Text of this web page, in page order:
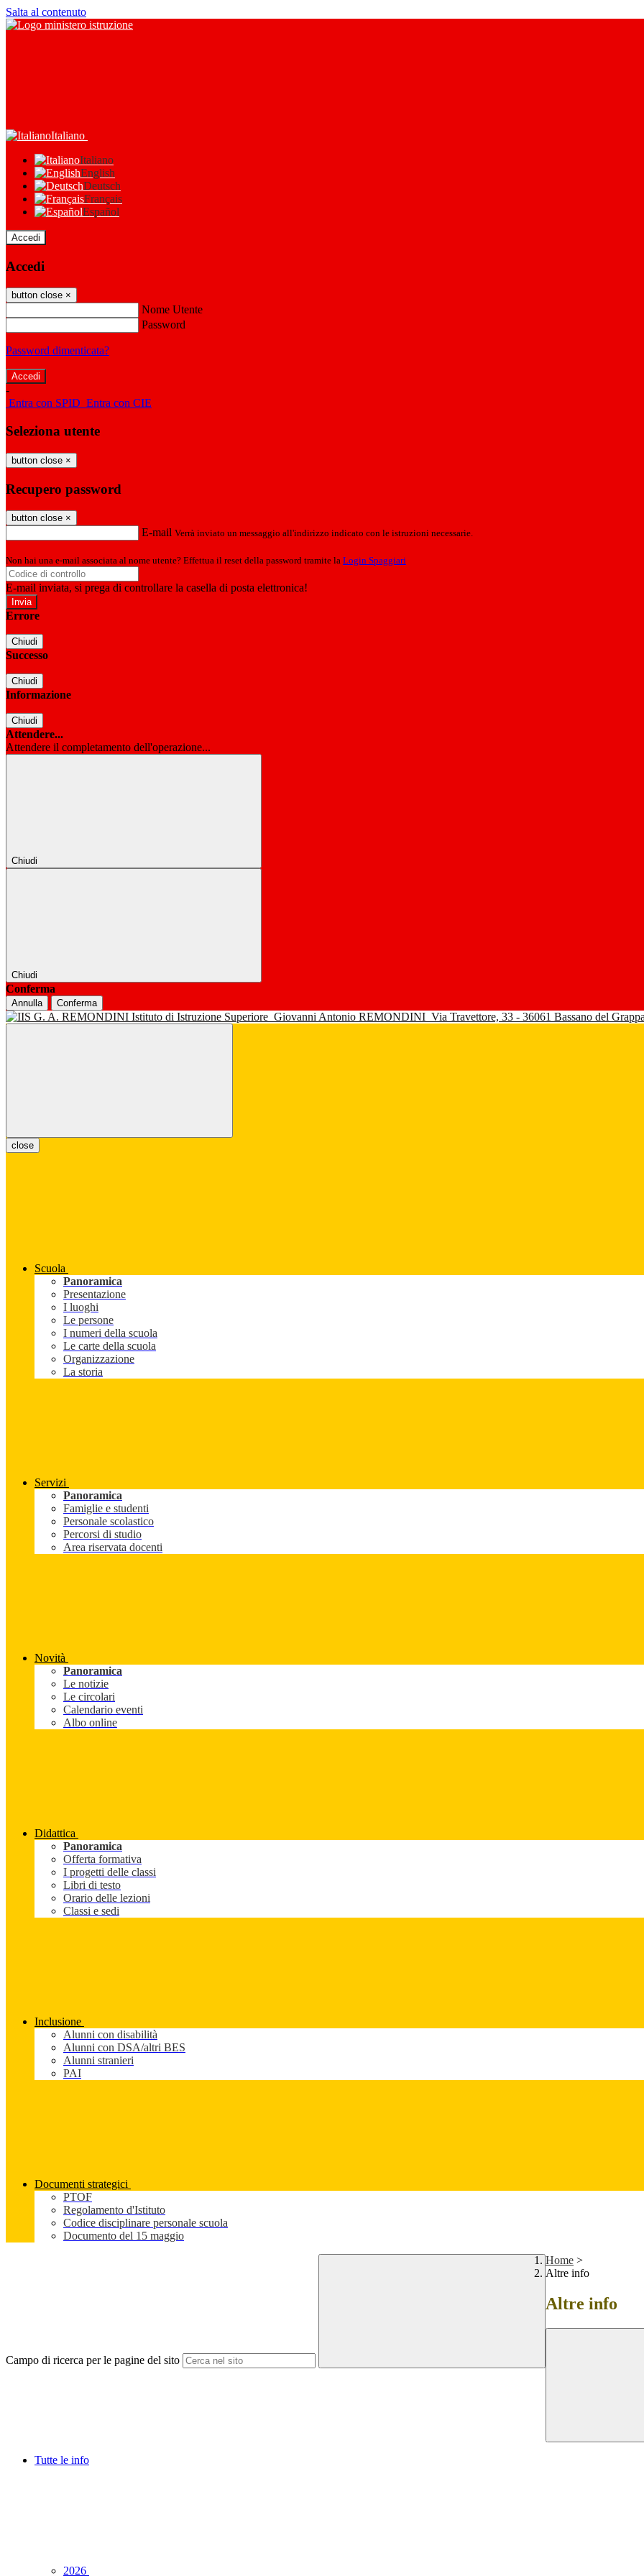
Salta al contenuto
Italiano
Italiano
English
Deutsch
Français
Español
Accedi
Accedi
button close ×
Nome Utente
Password
Password dimenticata?
-
Entra con SPID Entra con CIE
Seleziona utente
button close ×
Recupero password
button close ×
E-mail Verrà inviato un messaggio all'indirizzo indicato con le istruzioni necessarie.
Non hai una e-mail associata al nome utente? Effettua il reset della password tramite la Login Spaggiari
E-mail inviata, si prega di controllare la casella di posta elettronica!
Errore
Chiudi
Successo
Chiudi
Informazione
Chiudi
Attendere...
Attendere il completamento dell'operazione...
Chiudi
Chiudi
Conferma
Annulla Conferma
Istituto di Istruzione Superiore Giovanni Antonio REMONDINI Via Travettore, 33 - 36061 Bassano del
close
Scuola
Panoramica
Presentazione
I luoghi
Le persone
I numeri della scuola
Le carte della scuola
Organizzazione
La storia
Servizi
Panoramica
Famiglie e studenti
Personale scolastico
Percorsi di studio
Area riservata docenti
Novità
Panoramica
Le notizie
Le circolari
Calendario eventi
Albo online
Didattica
Panoramica
Offerta formativa
I progetti delle classi
Libri di testo
Orario delle lezioni
Classi e sedi
Inclusione
Alunni con disabilità
Alunni con DSA/altri BES
Alunni stranieri
PAI
Documenti strategici
PTOF
Regolamento d'Istituto
Codice disciplinare personale scuola
Documento del 15 maggio
Campo di ricerca per le pagine del sito
Home >
Altre info
Altre info
Tutte le info
2026